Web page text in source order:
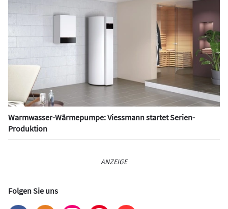
Warmwasser-Wärmepumpe: Viessmann startet Serien-
Produktion
ANZEIGE
Folgen Sie uns